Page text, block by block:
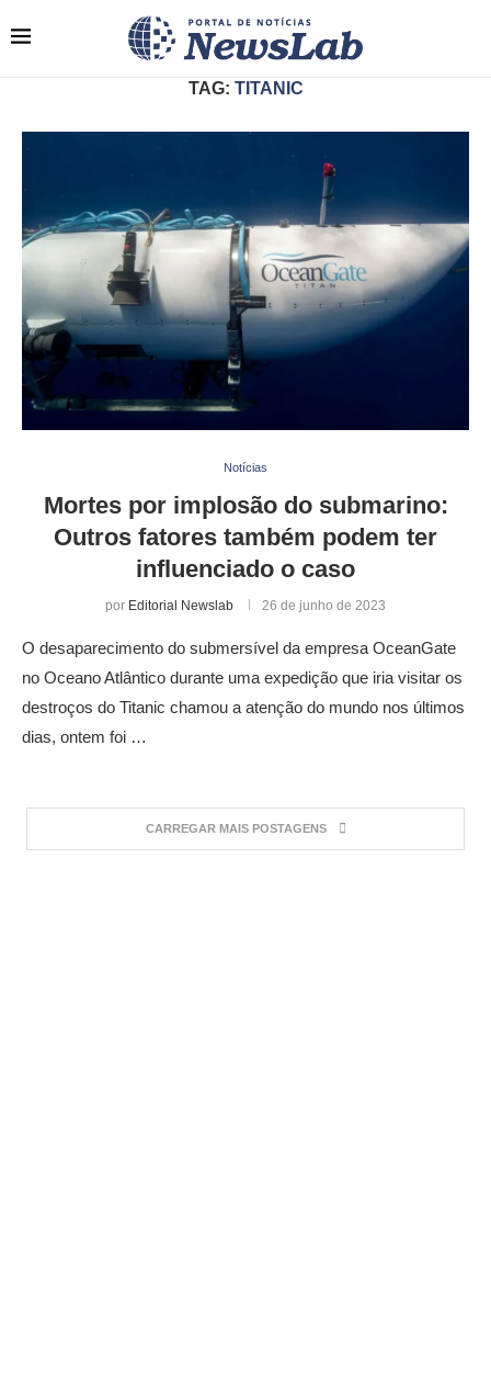
TAG: TITANIC
Notícias
Mortes por implosão do submarino:
Outros fatores também podem ter
influenciado o caso
por Editorial Newslab 26 de junho de 2023
O desaparecimento do submersível da empresa OceanGate
no Oceano Atlântico durante uma expedição que iria visitar os
destroços do Titanic chamou a atenção do mundo nos últimos
dias, ontem foi …
CARREGAR MAIS POSTAGENS